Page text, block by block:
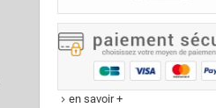
keyboard_arrow_righten savoir +